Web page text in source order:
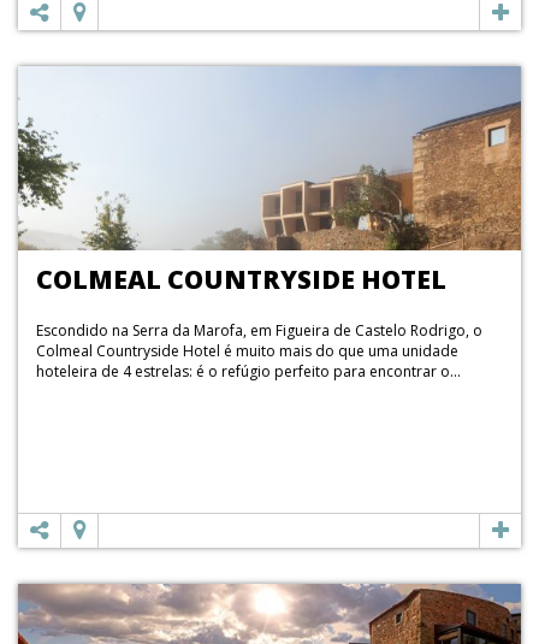
COLMEAL COUNTRYSIDE HOTEL
Escondido na Serra da Marofa, em Figueira de Castelo Rodrigo, o
Colmeal Countryside Hotel é muito mais do que uma unidade
hoteleira de 4 estrelas: é o refúgio perfeito para encontrar o...